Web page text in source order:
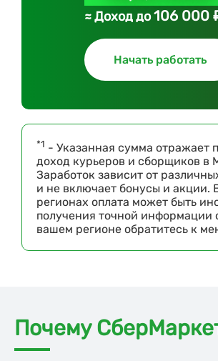
≈ Доход до106 000
Начать работать
*1 - Указанная сумма отражает
доход курьеров и сборщиков в
Заработок зависит от
и не включает бонусы и акции.
регионах оплата может быть
получения точной информации
вашем регионе обратитесь к
Почему